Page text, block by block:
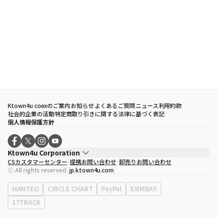
Ktown4u coexのご案内お知らせよくあるご質問ニュース利用約款
社会的企業の活動特定商取り引きに関する法律に基づく表記
個人情報保護方針
Ktown4u Corporation
代表取締役
ソン・ヒョミン
事業者登録番号120-87-71116
eContext
0120-23-7523
事務所住所
ソウル特別市江南区永東大路513、3階(三成洞、coex)
CSカスタマーセンター 提携お問い合わせ 卸売りお問い合わせ
ⓒ All rights reserved. jp.ktown4u.com
HANTEO CIRCLE CHART PayPal
EXIMBAY
17TRACK